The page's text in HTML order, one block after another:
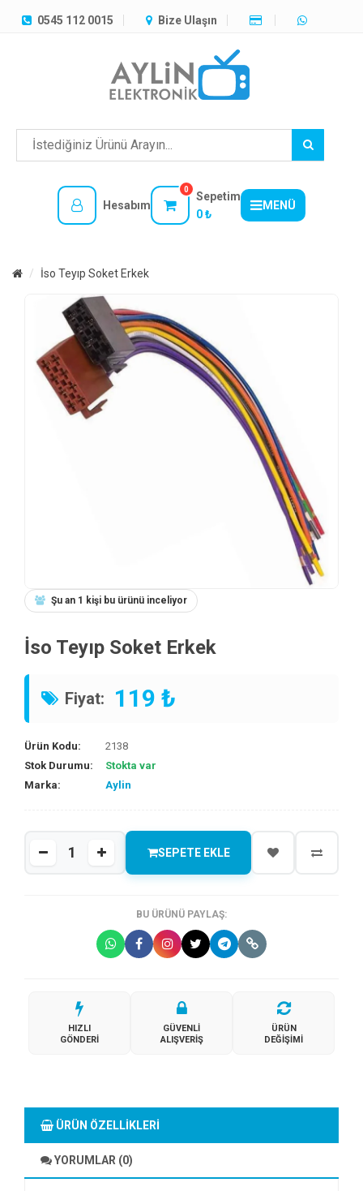
0545 112 0015 Bize Ulaşın
Hesabım
0
Sepetim
0 ₺
MENÜ
TÜM
İso Teyıp Soket Erkek
Şu an 1 kişi bu ürünü inceliyor
İso Teyıp Soket Erkek
Fiyat: 119 ₺
Ürün Kodu:
2138
Stok Durumu:
Stokta var
Marka:
Aylin
SEPETE EKLE
BU ÜRÜNÜ PAYLAŞ:
HIZLI
GÖNDERI
GÜVENLI
ALIŞVERIŞ
ÜRÜN
DEĞIŞIMI
ÜRÜN ÖZELLIKLERI
YORUMLAR (0)